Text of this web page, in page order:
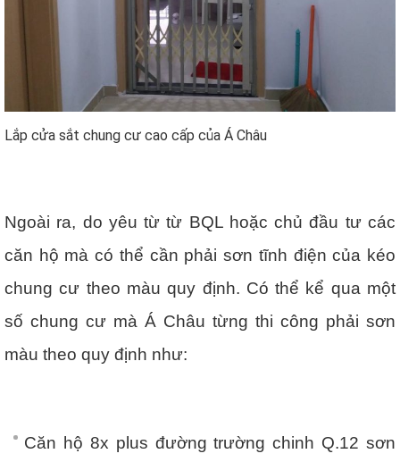
Lắp cửa sắt chung cư cao cấp của Á Châu
Ngoài ra, do yêu từ từ BQL hoặc chủ đầu tư các
căn hộ mà có thể cần phải sơn tĩnh điện của kéo
chung cư theo màu quy định. Có thể kể qua một
số chung cư mà Á Châu từng thi công phải sơn
màu theo quy định như:
Căn hộ 8x plus đường trường chinh Q.12 sơn